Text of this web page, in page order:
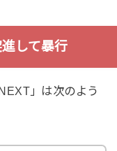
して暴行
」は次のよう